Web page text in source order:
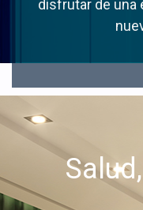
disfrutar de una